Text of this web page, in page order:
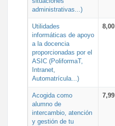
administrativas...)
Utilidades
informáticas de apoyo
a la docencia
proporcionadas por el
ASIC (PoliformaT,
Intranet,
Automatrícula...)
8,00
Acogida como
alumno de
intercambio, atención
y gestión de tu
7,99